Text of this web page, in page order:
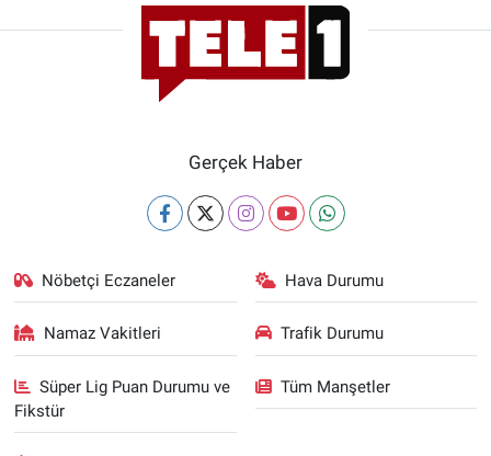
Gerçek Haber
Nöbetçi Eczaneler Hava Durumu
Namaz Vakitleri Trafik Durumu
Süper Lig Puan Durumu ve
Fikstür
Tüm Manşetler